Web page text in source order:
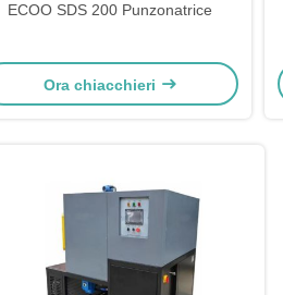
ECOO SDS 200 Punzonatrice
Ora chiacchieri